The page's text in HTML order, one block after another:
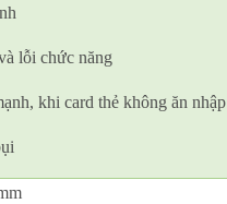
lỗi chức năng
khi card thẻ không ăn nhập